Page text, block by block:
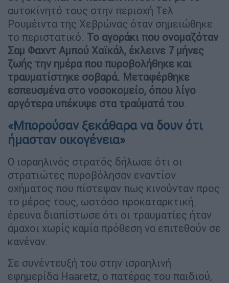
αυτοκίνητό τους στην περιοχή Τελ
Ρουμέιντα της Χεβρώνας όταν σημειώθηκε
το περιστατικό. Το αγοράκι που ονομαζόταν
Σαμ Φαχντ Αμπού Χαϊκάλ, έκλεινε 7 μήνες
ζωής την ημέρα που πυροβολήθηκε και
τραυματίστηκε σοβαρά. Μεταφέρθηκε
εσπευσμένα στο νοσοκομείο, όπου λίγο
αργότερα υπέκυψε στα τραύματά του.
«Μπορούσαν ξεκάθαρα να δουν ότι
ήμασταν οικογένεια»
Ο ισραηλινός στρατός δήλωσε ότι οι
στρατιώτες πυροβόλησαν εναντίον
οχήματος που πίστεψαν πως κινούνταν προς
το μέρος τους, ωστόσο προκαταρκτική
έρευνα διαπίστωσε ότι οι τραυματίες ήταν
άμαχοι χωρίς καμία πρόθεση να επιτεθούν σε
κανέναν.
Σε συνέντευξή του στην ισραηλινή
εφημερίδα Haaretz, ο πατέρας του παιδιού,